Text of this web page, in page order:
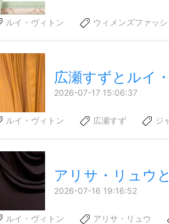
ルイ・ヴィトン ウィメンズファッ
広瀬すずとルイ
2026-07-17 15:06:37
ルイ・ヴィトン 広瀬すず ジ
アリサ・リュウ
2026-07-16 19:16:52
ルイ・ヴィトン アリサ・リュウ